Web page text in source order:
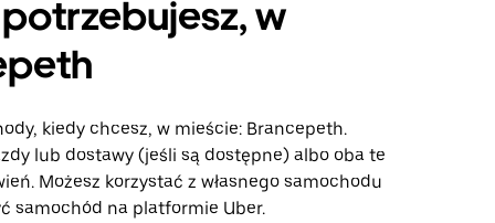
w
kiedy chcesz, w mieście: Brancepeth.
lub dostawy (jeśli są dostępne) albo oba te
Możesz korzystać z własnego samochodu
samochód na platformie Uber.